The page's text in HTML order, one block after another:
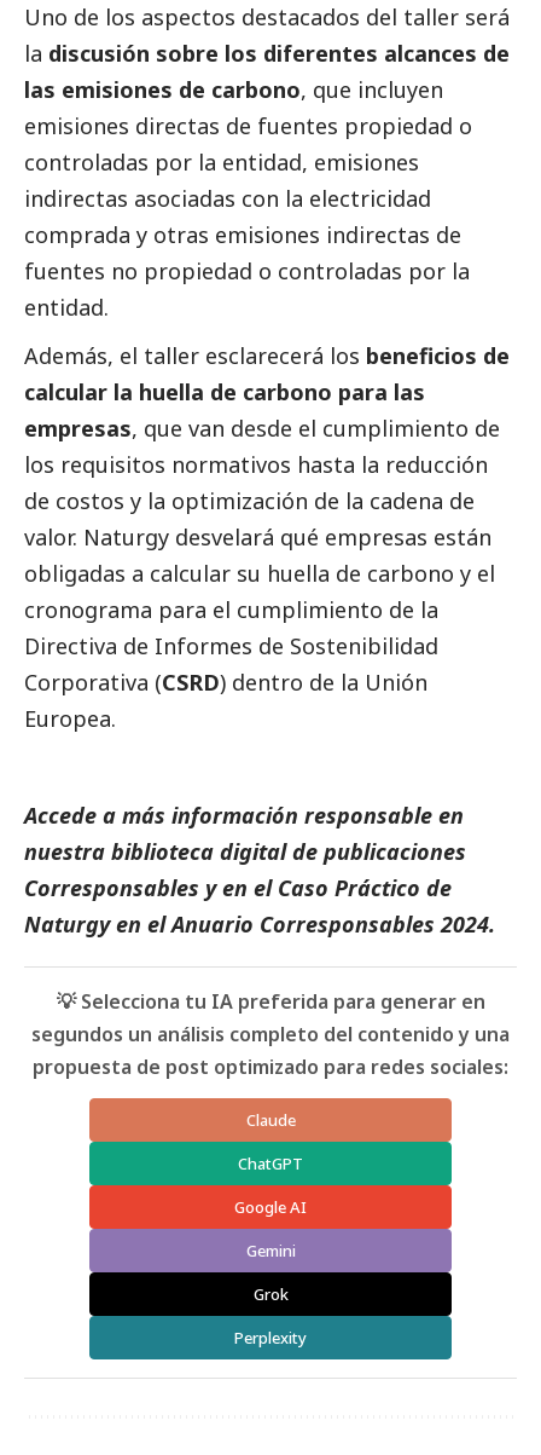
Uno de los aspectos destacados del taller será
la discusión sobre los diferentes alcances de
las emisiones de carbono, que incluyen
emisiones directas de fuentes propiedad o
controladas por la entidad, emisiones
indirectas asociadas con la electricidad
comprada y otras emisiones indirectas de
fuentes no propiedad o controladas por la
entidad.
Además, el taller esclarecerá los beneficios de
calcular la huella de carbono para las
empresas, que van desde el cumplimiento de
los requisitos normativos hasta la reducción
de costos y la optimización de la cadena de
valor. Naturgy desvelará qué empresas están
obligadas a calcular su huella de carbono y el
cronograma para el cumplimiento de la
Directiva de Informes de Sostenibilidad
Corporativa (CSRD) dentro de la Unión
Europea.
Accede a más información responsable en
nuestra biblioteca digital de publicaciones
Corresponsables y en el Caso Práctico de
Naturgyen elAnuario Corresponsables 2024.
💡 Selecciona tu IA preferida para generar en
segundos un análisis completo del contenido y una
propuesta de post optimizado para redes sociales:
Claude
ChatGPT
Google AI
Gemini
Grok
Perplexity